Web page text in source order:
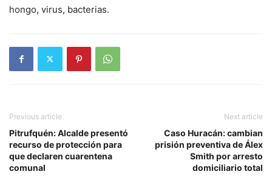
hongo, virus, bacterias.
Previous article
Pitrufquén: Alcalde presentó
recurso de protección para
que declaren cuarentena
comunal
Next article
Caso Huracán: cambian
prisión preventiva de Álex
Smith por arresto
domiciliario total